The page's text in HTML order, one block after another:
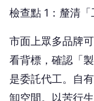
檢查點 1：釐清
市面上眾多品牌
看背標，確認「
是委託代工。自
卸空間。以苦行